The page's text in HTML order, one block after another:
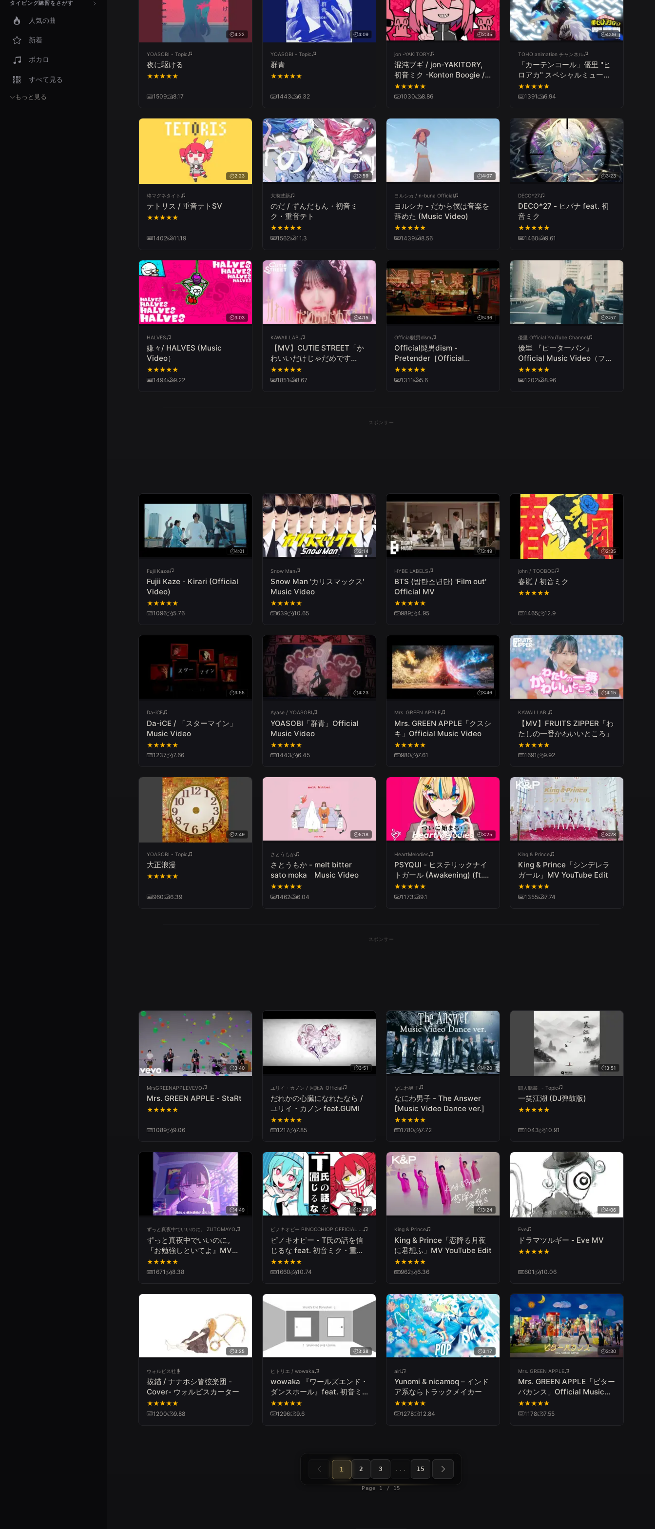
タイピング練習をさがす
人気の曲
新着
ボカロ
すべて見る
もっと見る
4:22
YOASOBI - Topic
夜に駆ける
★★★★★
1509 8.17
4:09
YOASOBI - Topic
群青
★★★★★
1443 6.32
2:35
jon -YAKITORY
混沌ブギ / jon-YAKITORY,
初音ミク -Konton Boogie /
jon-YAKITORY, Hatsune
Miku-
★★★★★
1030
8.86
4:06
TOHO animation チャンネル
「カーテンコール」優里 "ヒ
ロアカ" スペシャルミュージ
ックビデオ／『僕のヒーロー
アカデミア』7期第2クール
★★★★★
1391
6.94
2:23
柊マグネタイト
テトリス / 重音テトSV
★★★★★
1402 11.19
2:59
大漠波新
のだ / ずんだもん・初音ミ
ク・重音テト
★★★★★
1562
11.3
4:07
ヨルシカ / n-buna Official
ヨルシカ - だから僕は音楽を
辞めた (Music Video)
★★★★★
1439
8.56
3:23
DECO*27
DECO*27 - ヒバナ feat. 初
音ミク
★★★★★
1460
9.61
3:03
HALVES
嫌々/ HALVES (Music
Video）
★★★★★
1494
9.22
4:15
KAWAII LAB.
【MV】CUTIE STREET「か
わいいだけじゃだめです
か？」
★★★★★
1851
8.67
5:36
Official髭男dism
Official髭男dism -
Pretender［Official
Video］
★★★★★
1311
5.6
3:57
優里 Official YouTube Channel
優里 『ピーターパン』
Official Music Video（フ
ル）
★★★★★
1202
8.96
スポンサー
4:01
Fujii Kaze
Fujii Kaze - Kirari (Official
Video)
★★★★★
1096
5.76
3:14
Snow Man
Snow Man 'カリスマックス'
Music Video
★★★★★
639
10.65
3:49
HYBE LABELS
BTS (방탄소년단) 'Film out'
Official MV
★★★★★
989
4.95
2:35
john / TOOBOE
春嵐 / 初音ミク
★★★★★
1465 12.9
3:55
Da-iCE
Da-iCE / 「スターマイン」
Music Video
★★★★★
1237
7.66
4:23
Ayase / YOASOBI
YOASOBI「群青」Official
Music Video
★★★★★
1443
6.45
3:46
Mrs. GREEN APPLE
Mrs. GREEN APPLE「クスシ
キ」Official Music Video
★★★★★
980
7.61
4:15
KAWAII LAB.
【MV】FRUITS ZIPPER「わ
たしの一番かわいいところ」
★★★★★
1691
9.92
2:49
YOASOBI - Topic
大正浪漫
★★★★★
960 6.39
5:18
さとうもか
さとうもか - melt bitter
sato moka Music Video
★★★★★
1462
6.04
3:25
HeartMelodies
PSYQUI - ヒステリックナイ
トガール (Awakening) (ft.
SUCH) | J-Pop
★★★★★
1173
9.1
3:28
King & Prince
King & Prince「シンデレラ
ガール」MV YouTube Edit
★★★★★
1355
7.74
スポンサー
3:40
MrsGREENAPPLEVEVO
Mrs. GREEN APPLE - StaRt
★★★★★
1089 9.06
3:51
ユリイ・カノン / 月詠み Official
だれかの心臓になれたなら /
ユリイ・カノン feat.GUMI
★★★★★
1217
7.85
4:20
なにわ男子
なにわ男子 - The Answer
[Music Video Dance ver.]
★★★★★
1780
7.72
3:51
聞人聽書_ - Topic
一笑江湖 (DJ弹鼓版)
★★★★★
1043 10.91
4:49
ずっと真夜中でいいのに。 ZUTOMAYO
ずっと真夜中でいいのに。
『お勉強しといてよ』MV
(ZUTOMAYO – STUDY ME)
★★★★★
1671
8.38
2:44
ピノキオピー PINOCCHIOP OFFICIAL CHANNEL
ピノキオピー - T氏の話を信
じるな feat. 初音ミク・重音
テト / Don’t Believe in T
★★★★★
1660
10.74
3:24
King & Prince
King & Prince「恋降る月夜
に君想ふ」MV YouTube Edit
★★★★★
962
6.36
4:06
Eve
ドラマツルギー - Eve MV
★★★★★
601 10.06
3:25
ウォルピス社
抜錨 / ナナホシ管弦楽団 -
Cover- ウォルピスカーター
★★★★★
1200
9.88
3:38
ヒトリエ / wowaka
wowaka 『ワールズエンド・
ダンスホール』feat. 初音ミ
ク＆巡音ルカ
★★★★★
1296
9.6
3:17
airi
Yunomi & nicamoq – インド
ア系ならトラックメイカー
★★★★★
1278
12.84
3:30
Mrs. GREEN APPLE
Mrs. GREEN APPLE「ビター
バカンス」Official Music
Video
★★★★★
1178
7.55
1 2 3 ... 15
Page 1 / 15